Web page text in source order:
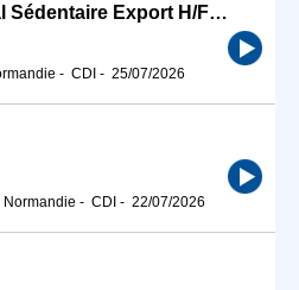
Technico-Commercial Sédentaire Export H/F (H/F)
- CDI - 25/07/2026
- CDI - 22/07/2026